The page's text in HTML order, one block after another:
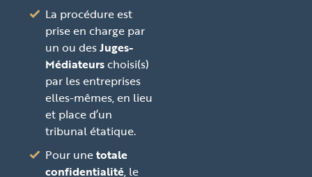
La procédure est
prise en charge par
un ou desJuges-
Médiateurschoisi(s)
par les entreprises
elles-mêmes, en lieu
et place d’un
tribunal étatique.
Pour unetotale
confidentialité, le